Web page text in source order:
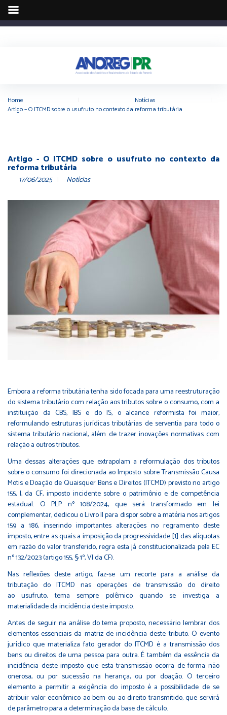
Home Notícias
Artigo – O ITCMD sobre o usufruto no contexto da reforma tributária
Artigo - O ITCMD sobre o usufruto no contexto da
reforma tributária
17/06/2025 Notícias
Embora a reforma tributária tenha sido focada para uma reestruturação
do sistema tributário com relação aos tributos sobre o consumo, com a
instituição da CBS, IBS e do IS, o alcance reformista foi maior,
reformulando estruturas jurídicas tributárias de serventia para todo o
sistema tributário nacional, além de trazer inovações normativas com
relação a outros tributos.
Uma dessas alterações que extrapolam a reformulação dos tributos
sobre o consumo foi direcionada ao Imposto sobre Transmissão Causa
Motis e Doação de Quaisquer Bens e Direitos (ITCMD) previsto no artigo
155, I, da CF, imposto incidente sobre o patrimônio e de competência
estadual. O PLP nº 108/2024, que será transformado em lei
complementar, dedicou o Livro II para dispor sobre a matéria nos artigos
159 a 186, inserindo importantes alterações no regramento deste
imposto, entre as quais a imposição da progressividade[1] das alíquotas
em razão do valor transferido, regra esta já constitucionalizada pela EC
nº 132/2023 (artigo 155, § 1º, VI da CF).
Nas reflexões deste artigo, faz-se um recorte para a análise da
tributação do ITCMD nas operações de transmissão do direito
ao usufruto, tema sempre polêmico quando se investiga a
materialidade da incidência deste imposto.
Antes de seguir na análise do tema proposto, necessário lembrar dos
elementos essenciais da matriz de incidência deste tributo. O evento
jurídico que materializa fato gerador do ITCMD é a transmissão dos
bens ou direitos de uma pessoa para outra. É também da essência da
incidência deste imposto que esta transmissão ocorra de forma não
onerosa, ou por sucessão na herança, ou por doação. O terceiro
elemento a permitir a exigência do imposto é a possibilidade de se
atribuir valor econômico ao bem ou ao direito transmitido, que servirá
de parâmetro para a determinação da base de cálculo.